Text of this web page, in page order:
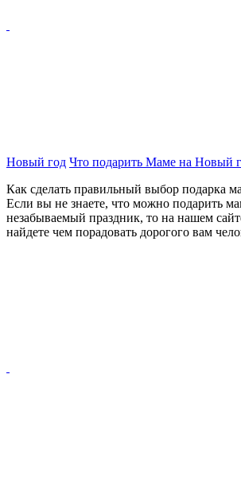
Новый год Что подарить Маме на Новый
Как сделать правильный выбор подарка
Если вы не знаете, что можно подарить
незабываемый праздник, то на нашем
найдете чем порадовать дорогого вам